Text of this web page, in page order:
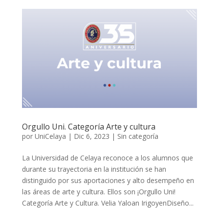
Orgullo Uni. Categoría Arte y cultura
por UniCelaya | Dic 6, 2023 | Sin categoría
La Universidad de Celaya reconoce a los alumnos que
durante su trayectoria en la institución se han
distinguido por sus aportaciones y alto desempeño en
las áreas de arte y cultura. Ellos son ¡Orgullo Uni!
Categoría Arte y Cultura. Velia Yaloan IrigoyenDiseño...